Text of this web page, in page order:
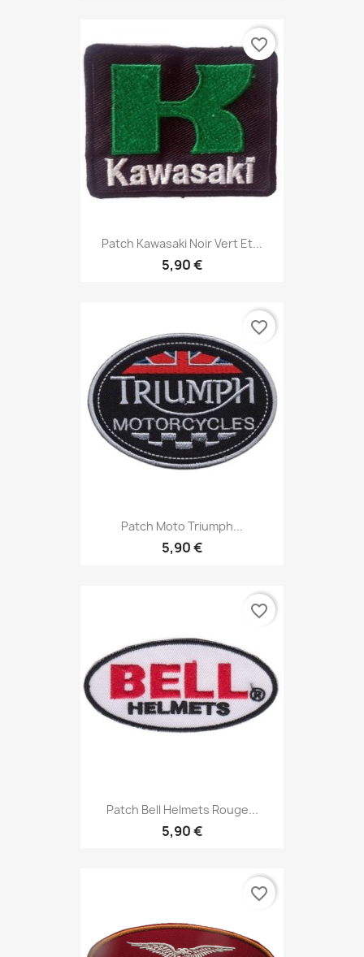
Patch Kawasaki Noir Vert Et...
5,90 €
favorite_border
Patch Moto Triumph...
5,90 €
favorite_border
Patch Bell Helmets Rouge...
5,90 €
favorite_border
favorite_border